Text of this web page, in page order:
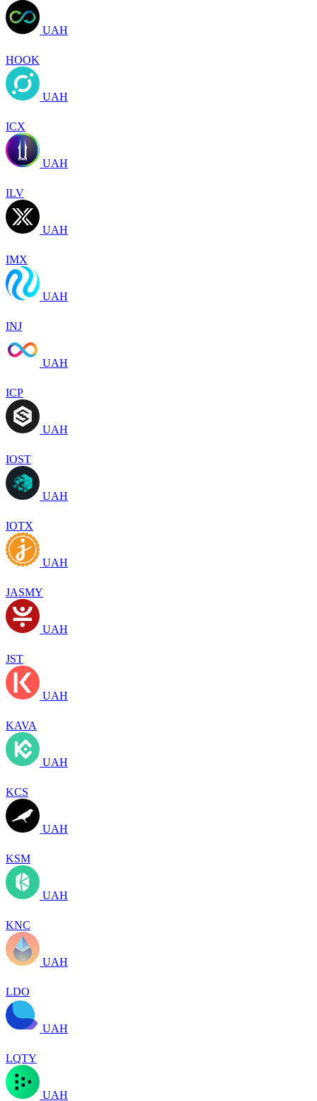
UAH
HOOK
UAH
ICX
UAH
ILV
UAH
IMX
UAH
INJ
UAH
ICP
UAH
IOST
UAH
IOTX
UAH
JASMY
UAH
JST
UAH
KAVA
UAH
KCS
UAH
KSM
UAH
KNC
UAH
LDO
UAH
LQTY
UAH